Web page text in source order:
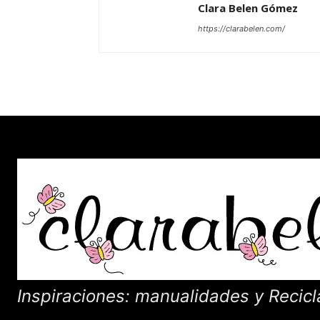
Clara Belen Gómez
https://clarabelen.com/
Inspiraciones: manualidades y